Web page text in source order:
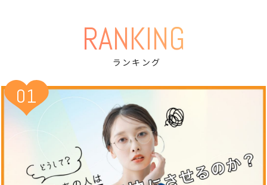
RANKING
ランキング
01